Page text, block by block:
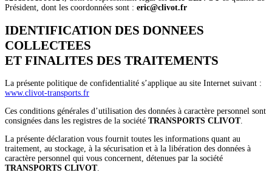
Président, dont les coordonnées sont : eric@clivot.fr
IDENTIFICATION DES DONNEES
COLLECTEES
ET FINALITES DES TRAITEMENTS
La présente politique de confidentialité s’applique au site Internet suivant :
www.clivot-transports.fr
Ces conditions générales d’utilisation des données à caractère personnel sont
consignées dans les registres de la société TRANSPORTS CLIVOT.
La présente déclaration vous fournit toutes les informations quant au
traitement, au stockage, à la sécurisation et à la libération des données à
caractère personnel qui vous concernent, détenues par la société
TRANSPORTS CLIVOT.